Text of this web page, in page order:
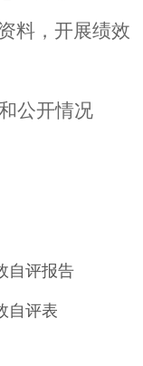
料，开展绩效
公开情况
自评报告
自评表